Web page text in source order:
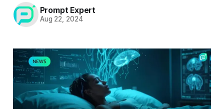
Prompt Expert
Aug 22, 2024